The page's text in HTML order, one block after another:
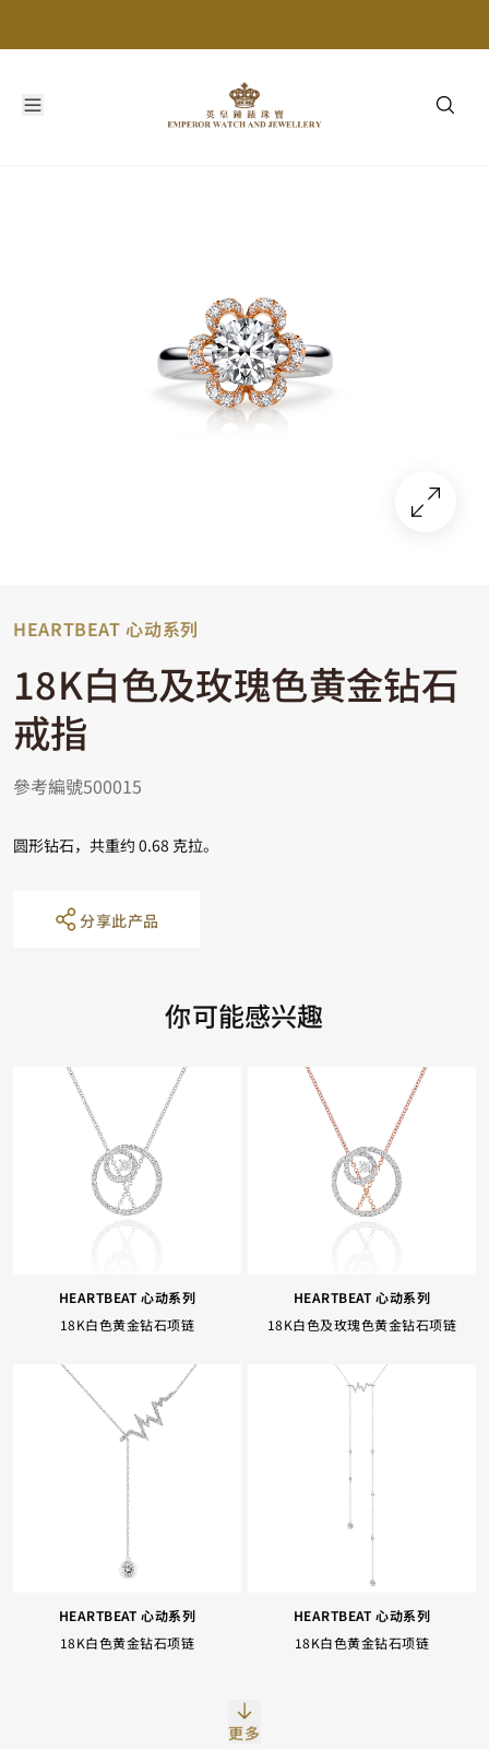
HEARTBEAT 心动系列
18K白色及玫瑰色黄金钻石
戒指
參考編號500015
圆形钻石，共重约 0.68 克拉。
分享此产品
你可能感兴趣
HEARTBEAT 心动系列
18K白色黄金钻石项链
HEARTBEAT 心动系列
18K白色及玫瑰色黄金钻石项链
HEARTBEAT 心动系列
18K白色黄金钻石项链
HEARTBEAT 心动系列
18K白色黄金钻石项链
更多